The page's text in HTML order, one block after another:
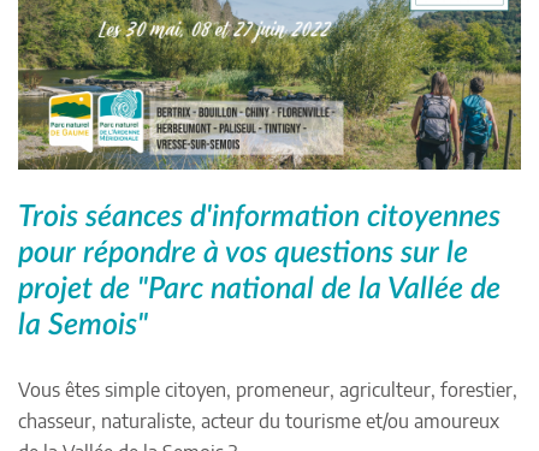
Trois séances d'information citoyennes
pour répondre à vos questions sur le
projet de "Parc national de la Vallée de
la Semois"
Vous êtes simple citoyen, promeneur, agriculteur, forestier,
chasseur, naturaliste, acteur du tourisme et/ou amoureux